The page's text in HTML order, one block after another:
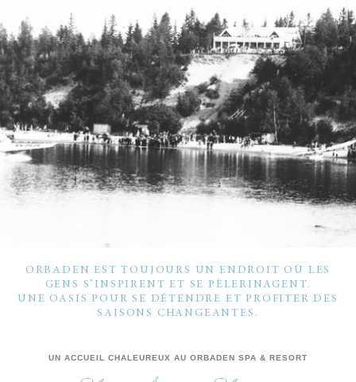
ORBADEN EST TOUJOURS UN ENDROIT OÙ LES
GENS S’INSPIRENT ET SE PÈLERINAGENT.
UNE OASIS POUR SE DÉTENDRE ET PROFITER DES
SAISONS CHANGEANTES.
UN ACCUEIL CHALEUREUX AU ORBADEN SPA & RESORT